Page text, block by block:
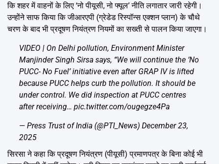
कि शहर में वाहनों के लिए ‘नो पीयूसी, नो फ्यूल’ नीति लगातार जारी रहेगी।
उन्होंने साफ किया कि जीआरएपी (ग्रेडेड रिस्पॉन्स एक्शन प्लान) के चौथे
चरण के बाद भी प्रदूषण नियंत्रण नियमों का सख्ती से पालन किया जाएगा।
VIDEO | On Delhi pollution, Environment Minister
Manjinder Singh Sirsa says, “We will continue the ‘No
PUCC- No Fuel’ initiative even after GRAP IV is lifted
because PUCC helps curb the pollution. It should be
under control. We did inspection at PUCC centres
after receiving… pic.twitter.com/ougegze4Pa
— Press Trust of India (@PTI_News) December 23,
2025
सिरसा ने कहा कि प्रदूषण नियंत्रण (पीयूसी) प्रमाणपत्र के बिना कोई भी